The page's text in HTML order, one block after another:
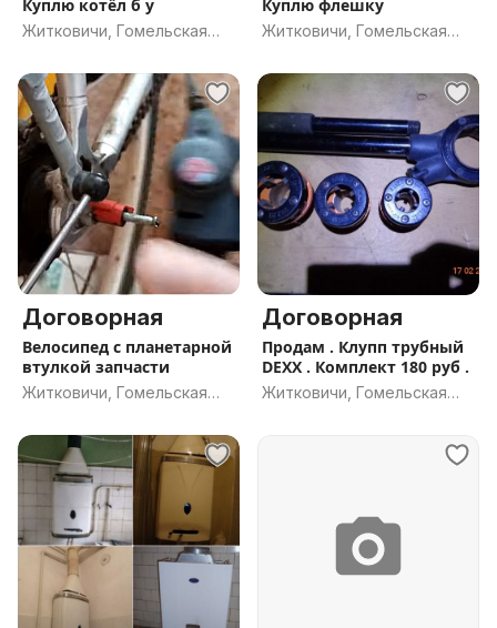
Куплю котёл б у
Житковичи, Гомельская
Куплю флешку
Житковичи, Гомельская
Договорная
Велосипед с планетарной
втулкой запчасти
Житковичи, Гомельская
Договорная
Продам . Клупп трубный
DEXX . Комплект 180 руб .
Житковичи, Гомельская